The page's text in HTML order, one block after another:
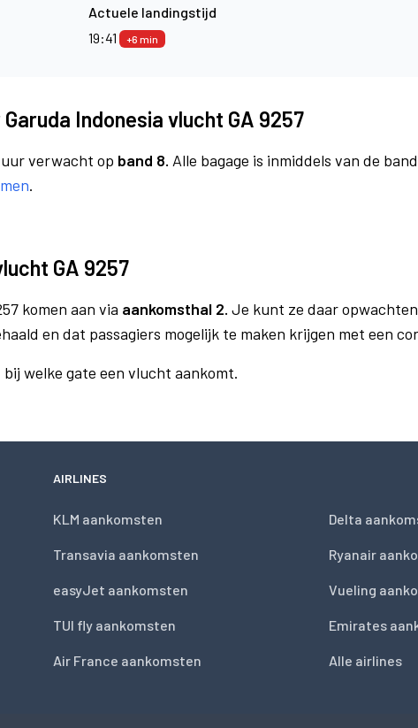
Actuele landingstijd
19:41
+6 min
Indonesia vlucht GA 9257
verwacht op band 8. Alle bagage is inmiddels van de
.
GA 9257
komen aan via aankomsthal 2. Je kunt ze daar
en dat passagiers mogelijk te maken krijgen met een
welke gate een vlucht aankomt.
AIRLINES
KLM aankomsten
Transavia aankomsten
easyJet aankomsten
TUI fly aankomsten
Air France aankomsten
Delta
Ryanair
Vueling
Emirates
Alle airlines